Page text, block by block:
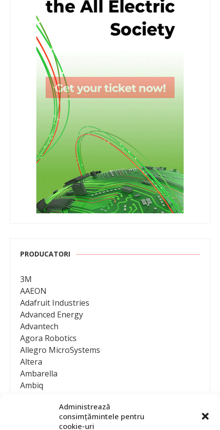
Administrează
consimțămintele pentru
cookie-uri
PRODUCATORI
3M
AAEON
Adafruit Industries
Advanced Energy
Advantech
Agora Robotics
Allegro MicroSystems
Altera
Ambarella
Ambiq
Analog Devices